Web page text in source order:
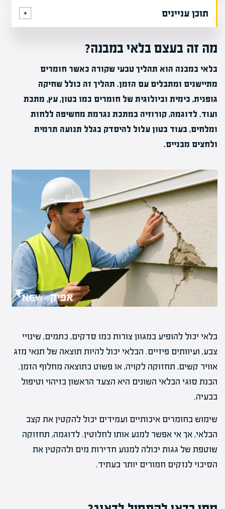
תוכן עניינים
מה זה בעצם בלאי במבנה?
בלאי במבנה הוא תהליך טבעי שקורה כאשר חומרים
מתיישנים ומתבלים עם הזמן. תהליך זה כולל שחיקה
גופנית, כימית וביולוגית של חומרים כמו בטון, עץ, מתכת
ועוד. לדוגמה, קורוזיה במתכת נגרמת מחשיפה ללחות
ומלחים, בעוד בטון עלול להיסדק בגלל תנועה תרמית
ולחצים מבניים.
בלאי יכול להופיע במגוון צורות כמו סדקים, כתמים, שינויי
צבע, ועיוותים פיזיים. הבלאי יכול להיות תוצאה של תנאי מזג
אוויר קשים, תחזוקה לקויה, או פשוט כתוצאה מחלוף הזמן.
הבנת סוגי הבלאי השונים היא הצעד הראשון בזיהוי וטיפול
בבעיה.
שימוש בחומרים איכותיים ועמידים יכול להקטין את קצב
הבלאי, אך אי אפשר למנע אותו לחלוטין. לדוגמה, תחזוקה
שוטפת של גגות יכולה למנוע חדירות מים ולהקטין את
הסיכוי לנזקים חמורים יותר בעתיד.